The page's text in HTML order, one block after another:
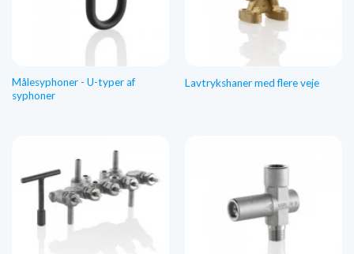
Målesyphoner - U-typer af
syphoner
Lavtrykshaner med flere veje